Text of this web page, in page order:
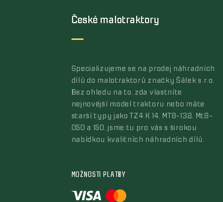
České malotraktory
Specializujeme se na prodej náhradních
dílů do malotraktorů značky Šálek s.r.o.
Bez ohledu na to, zda vlastníte
nejnovější model traktoru nebo máte
starší typy jako TZ4 K 14, MT8-132, Mt8-
050 a 150, jsme tu pro vás s širokou
nabídkou kvalitních náhradních dílů.
MOŽNOSTI PLATBY